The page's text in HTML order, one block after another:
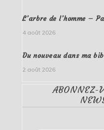
L’arbre de l’homme –
4 août 2026
Du nouveau dans ma
2 août 2026
ABONNEZ-